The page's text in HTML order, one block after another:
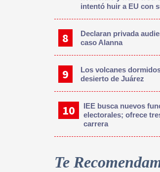
intentó huir a EU con
Declaran privada
caso Alanna
Los volcanes
desierto de Juárez
IEE busca nuevos
electorales; ofrece
carrera
Te